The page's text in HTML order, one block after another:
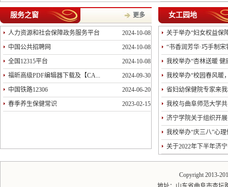
更多
服务之窗
2024-10-08
人力资源和社会保障政务服务平台
2024-10-08
中国公共招聘网
2024-10-08
全国12315平台
2024-09-30
福昕高级PDF编辑器下载及【CA...
2024-06-20
中国铁路12306
2023-02-15
春季养生保健常识
女工园地
关于举办“妇女权益保
“书香润芳华·巧手制
我校举办“杏林送暖
我校举办“校园春风暖
省妇幼保健院专家来
我校与曲阜师范大学
济宁学院关于组织开
我校举办“庆三八”心
关于2022年下半年济
Copyright 2013-